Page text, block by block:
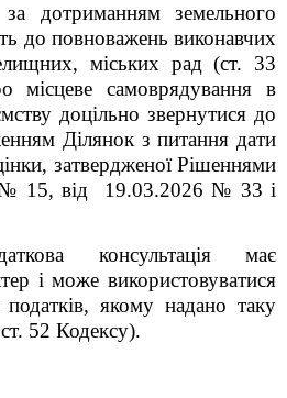
дотриманням земельного
до повноважень виконавчих
міських рад (ст. 33
місцеве самоврядування в
доцільно звернутися до
Ділянок з питання дати
затвердженої Рішеннями
№ 15, від 19.03.2026 № 33 і
консультація має
і може використовуватися
якому надано таку
52 Кодексу).